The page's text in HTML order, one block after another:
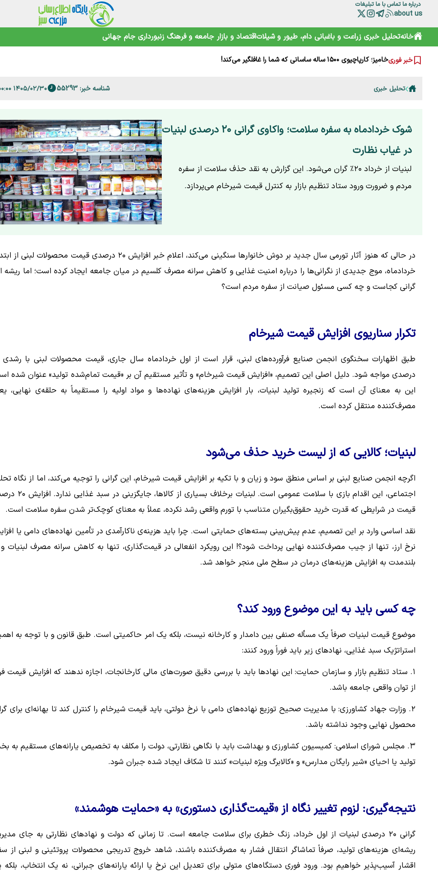
درباره ما تماس با ما تبلیغات
about us
خانهتحلیل خبری زراعت و باغبانی دام، طیور و شیلاتاقتصاد و بازار جامعه و فرهنگ زنبورداری جام جهانی
خبر فوری
چرا مصرف نان سبوس‌دار مفیدتر است؟
گرانی‌های فعلی نتیجه جنگ است یا بی‌تدبیری؟ پاسخ صریح لاهوتی
خامیز؛ کارپاچیوی ۱۵۰۰ ساله ساسانی که شما را غافلگیر می‌کند!
رمزگشایی از سند آکتائو؛ سهم ایران از دریای خزر چقدر است؟
هشدارها را جدی نمی‌گیریم؛ تکرار مرگ در جاده و کوه
هوشمند سازی صنعت دام و طیور راه توسعه و پیشرفت
تحلیل خبری شناسه خبر: 55293 ۱۴۰۵/۰۲/۳۰ ۱۸:۰۰:۰۰
شوک خردادماه به سفره سلامت؛ واکاوی گرانی ۲۰ درصدی لبنیات
در غیاب نظارت
لبنیات از خرداد ۲۰٪ گران می‌شود. این گزارش به نقد حذف سلامت از سفره
مردم و ضرورت ورود ستاد تنظیم بازار به کنترل قیمت شیرخام می‌پردازد.
در حالی که هنوز آثار تورمی سال جدید بر دوش خانوارها سنگینی می‌کند، اعلام خبر افزایش ۲۰ درصدی قیمت محصولات
خردادماه، موج جدیدی از نگرانی‌ها را درباره امنیت غذایی و کاهش سرانه مصرف کلسیم در میان جامعه ایجاد کرده است؛ اما ریشه
گرانی کجاست و چه کسی مسئول صیانت از سفره مردم است؟
تکرار سناریوی افزایش قیمت شیرخام
درصدی مواجه شود. دلیل اصلی این تصمیم، «افزایش قیمت شیرخام» و تأثیر مستقیم آن بر «قیمت تمام‌شده تولید» عنوان شده
این به معنای آن است که زنجیره تولید لبنیات، بار افزایش هزینه‌های نهاده‌ها و مواد اولیه را مستقیماً به حلقه‌ی نهایی،
مصرف‌کننده منتقل کرده است.
لبنیات؛ کالایی که از لیست خرید حذف می‌شود
اگرچه انجمن صنایع لبنی بر اساس منطق سود و زیان و با تکیه بر افزایش قیمت شیرخام، این گرانی را توجیه می‌کند، اما از نگاه
اجتماعی، این اقدام بازی با سلامت عمومی است. لبنیات برخلاف
قیمت در شرایطی که قدرت خرید حقوق‌بگیران متناسب با تورم واقعی رشد نکرده، عملاً به معنای کوچک‌تر شدن سفره سلامت است.
نقد اساسی وارد بر این تصمیم، عدم پیش‌بینی بسته‌های حمایتی است. چرا باید هزینه‌ی ناکارآمدی در تأمین نهاده‌های دامی یا
نرخ ارز، تنها از جیب مصرف‌کننده نهایی پرداخت شود؟! این رویکرد انفعالی در قیمت‌گذاری، تنها به کاهش سرانه مصرف لبنیات
بلندمدت به افزایش هزینه‌های درمان در سطح ملی منجر خواهد شد.
چه کسی باید به این موضوع ورود کند؟
موضوع قیمت لبنیات صرفاً یک مسأله صنفی بین دامدار و کارخانه نیست، بلکه یک امر حاکمیتی است. طبق قانون و با توجه به
استراتژیک سبد غذایی، نهادهای زیر باید فوراً ورود کنند:
۱. ستاد تنظیم بازار و سازمان حمایت: این نهادها باید با بررسی دقیق صورت‌های مالی کارخانجات، اجازه ندهند که افزایش قیمت
از توان واقعی جامعه باشد.
۲. وزارت جهاد کشاورزی: با مدیریت صحیح توزیع نهاده‌های دامی با نرخ دولتی، باید قیمت شیرخام را کنترل کند تا بهانه‌ای برای
محصول نهایی وجود نداشته باشد.
۳. مجلس شورای اسلامی: کمیسیون کشاورزی و بهداشت باید با نگاهی نظارتی، دولت را مکلف به تخصیص یارانه‌های مستقیم به
تولید یا احیای «شیر رایگان مدارس» و «کالابرگ ویژه لبنیات» کنند تا شکاف ایجاد شده جبران شود.
نتیجه‌گیری: لزوم تغییر نگاه از «قیمت‌گذاری دستوری» به «حمایت هوشمند»
گرانی ۲۰ درصدی لبنیات از اول خرداد، زنگ خطری برای سلامت جامعه است. تا زمانی که دولت و نهادهای نظارتی به جای
ریشه‌ای هزینه‌های تولید، صرفاً تماشاگر انتقال فشار به مصرف‌کننده باشند، شاهد خروج تدریجی محصولات پروتئینی و لبنی از
اقشار آسیب‌پذیر خواهیم بود. ورود فوری دستگاه‌های متولی برای تعدیل این نرخ یا ارائه یارانه‌های جبرانی، نه یک انتخاب،